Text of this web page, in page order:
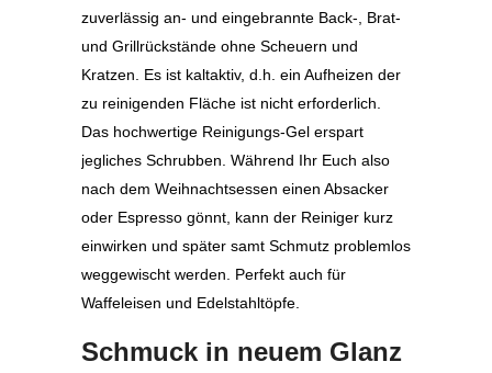
zuverlässig an- und eingebrannte Back-, Brat-
und Grillrückstände ohne Scheuern und
Kratzen. Es ist kaltaktiv, d.h. ein Aufheizen der
zu reinigenden Fläche ist nicht erforderlich.
Das hochwertige Reinigungs-Gel erspart
jegliches Schrubben. Während Ihr Euch also
nach dem Weihnachtsessen einen Absacker
oder Espresso gönnt, kann der Reiniger kurz
einwirken und später samt Schmutz problemlos
weggewischt werden. Perfekt auch für
Waffeleisen und Edelstahltöpfe.
Schmuck in neuem Glanz